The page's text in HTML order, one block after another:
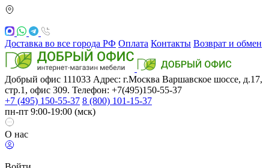
Доставка во все города РФ Оплата Контакты Возврат и обмен
Добрый офис 111033 Адрес: г.Москва Варшавское шоссе, д.17,
стр.1, офис 309. Телефон: +7(495)150-55-37
+7 (495) 150-55-37 8 (800) 101-15-37
пн-пт 9:00-19:00 (мск)
О нас